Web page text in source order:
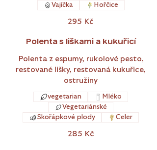
295 Kč
Vajíčka
Hořčice
Polenta s liškami a kukuřicí
Polenta z espumy, rukolové pesto,
restované lišky, restovaná kukuřice,
ostružiny
285 Kč
vegetarian
Mléko
Vegetariánské
Skořápkové plody
Celer